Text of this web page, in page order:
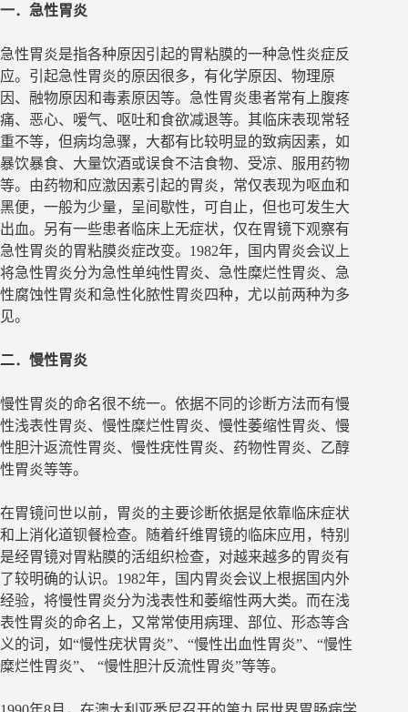
一．急性胃炎
急性胃炎是指各种原因引起的胃粘膜的一种急性炎症反
应。引起急性胃炎的原因很多，有化学原因、物理原
因、融物原因和毒素原因等。急性胃炎患者常有上腹疼
痛、恶心、嗳气、呕吐和食欲减退等。其临床表现常轻
重不等，但病均急骤，大都有比较明显的致病因素，如
暴饮暴食、大量饮酒或误食不洁食物、受凉、服用药物
等。由药物和应激因素引起的胃炎，常仅表现为呕血和
黑便，一般为少量，呈间歇性，可自止，但也可发生大
出血。另有一些患者临床上无症状，仅在胃镜下观察有
急性胃炎的胃粘膜炎症改变。1982年，国内胃炎会议上
将急性胃炎分为急性单纯性胃炎、急性糜烂性胃炎、急
性腐蚀性胃炎和急性化脓性胃炎四种，尤以前两种为多
见。
二．慢性胃炎
慢性胃炎的命名很不统一。依据不同的诊断方法而有慢
性浅表性胃炎、慢性糜烂性胃炎、慢性萎缩性胃炎、慢
性胆汁返流性胃炎、慢性疣性胃炎、药物性胃炎、乙醇
性胃炎等等。
在胃镜问世以前，胃炎的主要诊断依据是依靠临床症状
和上消化道钡餐检查。随着纤维胃镜的临床应用，特别
是经胃镜对胃粘膜的活组织检查，对越来越多的胃炎有
了较明确的认识。1982年，国内胃炎会议上根据国内外
经验，将慢性胃炎分为浅表性和萎缩性两大类。而在浅
表性胃炎的命名上，又常常使用病理、部位、形态等含
义的词，如“慢性疣状胃炎”、“慢性出血性胃炎”、“慢性
糜烂性胃炎”、 “慢性胆汁反流性胃炎”等等。